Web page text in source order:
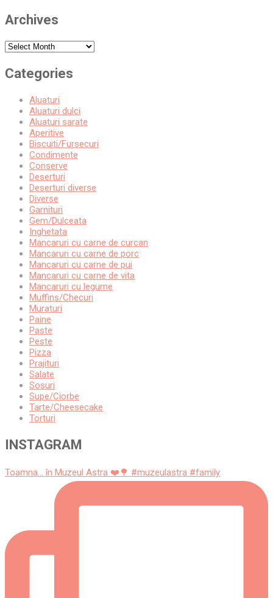
Archives
Archives
Categories
Aluaturi
Aluaturi dulci
Aluaturi sarate
Aperitive
Biscuiti/Fursecuri
Condimente
Conserve
Deserturi
Deserturi diverse
Diverse
Garnituri
Gem/Dulceata
Inghetata
Mancaruri cu carne de curcan
Mancaruri cu carne de porc
Mancaruri cu carne de pui
Mancaruri cu carne de vita
Mancaruri cu legume
Muffins/Checuri
Muraturi
Paine
Paste
Peste
Pizza
Prajituri
Salate
Sosuri
Supe/Ciorbe
Tarte/Cheesecake
Torturi
INSTAGRAM
Toamna... în Muzeul Astra ❤️🌳 #muzeulastra #family